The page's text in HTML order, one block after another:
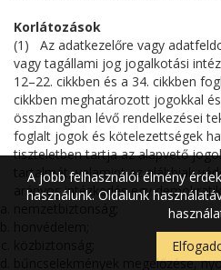
Korlátozások
(1) Az adatkezelőre vagy
vagy tagállami jog jogalkotási
12–22. cikkben és a 34. cikkben
cikkben meghatározott jogokkal
összhangban lévő rendelkezései
foglalt jogok és kötelezettségek
tiszteletben tartja az alapvető
tartalmát, valamint az alábbiak
arányos intézkedés egy
bűncselekmények megelőzése,
A jobb felhasználói élmény
használunk. Oldalunk